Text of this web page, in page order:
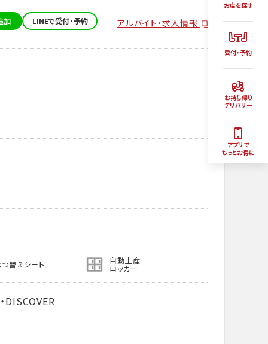
お店を探す
受付・予約
お持ち帰り
デリバリー
アプリで
もっとお得に
加 LINEで受付・予約 アルバイト・求人情報
替えシート 自動土産
ロッカー
DISCOVER